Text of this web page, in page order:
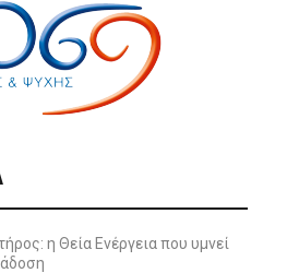
η Θεία Ενέργεια που υμνεί